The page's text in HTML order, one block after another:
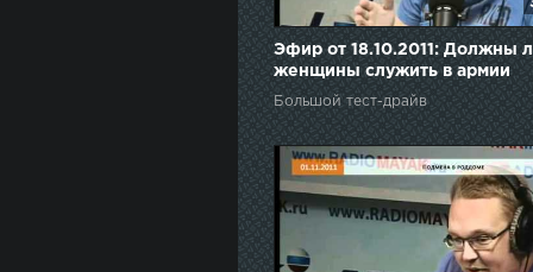
Эфир от 18.10.2011: Должны
женщины служить в армии
Большой тест-драйв